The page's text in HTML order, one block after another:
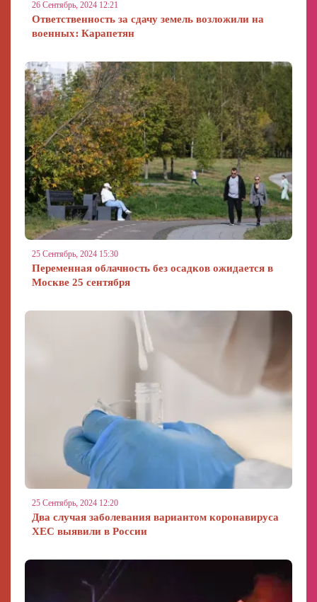
26 Сентябрь, 2024 12:21
Ответственность за сдачу земель возложили на
военных։ Карапетян
25 Сентябрь, 2024 15:30
Переменная облачность без осадков ожидается в
Москве 25 сентября
25 Сентябрь, 2024 12:20
Два случая заболевания вариантом коронавируса
XEC выявили в России